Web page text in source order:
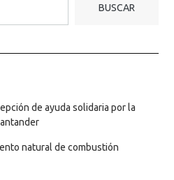
BUSCAR
de ayuda solidaria por la
natural de combustión